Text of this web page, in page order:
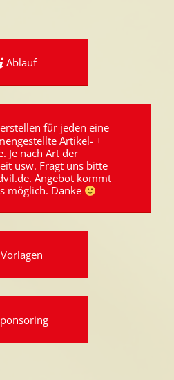
Ablauf
für jeden eine
Artikel- +
Je nach Art der
usw. Fragt uns bitte
Angebot kommt
möglich. Danke
Vorlagen